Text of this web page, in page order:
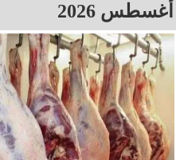
أغسطس 2026